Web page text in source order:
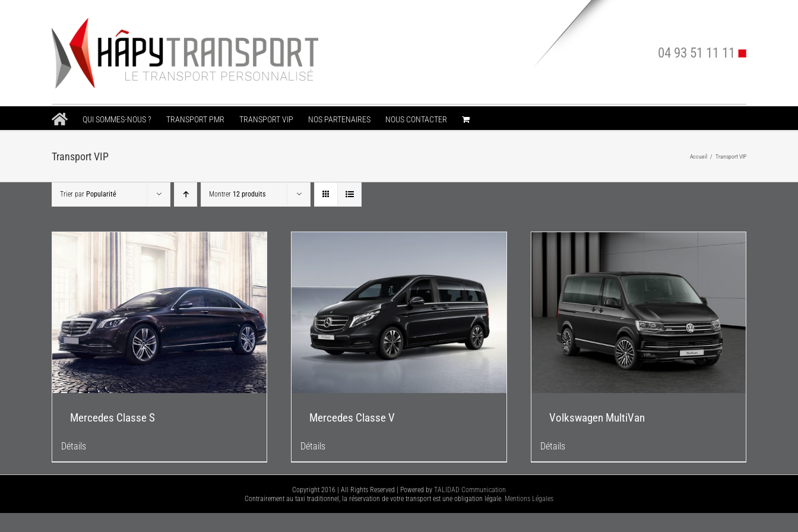
04 93 51 11 11
QUI SOMMES-NOUS ? TRANSPORT PMR TRANSPORT VIP NOS PARTENAIRES NOUS CONTACTER
Transport VIP Accueil / Transport VIP
Trier par Popularité Montrer 12 produits
Mercedes Classe S
Détails
Mercedes Classe V
Détails
Volkswagen MultiVan
Détails
Copyright 2016 | All Rights Reserved | Powered by TALIDAD Communication
Contrairement au taxi traditionnel, la réservation de votre transport est une obligation légale. Mentions Légales